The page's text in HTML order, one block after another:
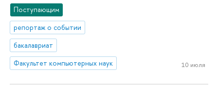
Поступающим
репортаж о событии
бакалавриат
Факультет компьютерных наук
10 июля